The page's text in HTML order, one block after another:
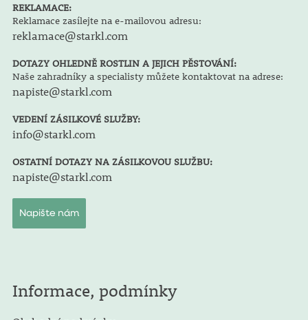
REKLAMACE:
Reklamace zasílejte na e-mailovou adresu:
reklamace@starkl.com
DOTAZY OHLEDNĚ ROSTLIN A JEJICH PĚSTOVÁNÍ:
Naše zahradníky a specialisty můžete kontaktovat na adrese:
napiste@starkl.com
VEDENÍ ZÁSILKOVÉ SLUŽBY:
info@starkl.com
OSTATNÍ DOTAZY NA ZÁSILKOVOU SLUŽBU:
napiste@starkl.com
Napište nám
Informace, podmínky